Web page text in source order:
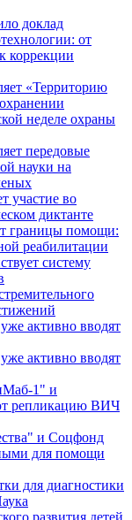
доклад
от
коррекции
«Территорию
неделе охраны
передовые
науки на
участие во
диктанте
границы помощи:
реабилитации
систему
активно вводят
активно вводят
1" и
репликацию ВИЧ
и Соцфонд
для помощи
для диагностики
развития детей